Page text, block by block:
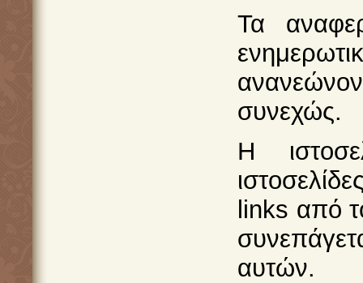
Τα
συνεχώς.
Η
links από
αυτών.